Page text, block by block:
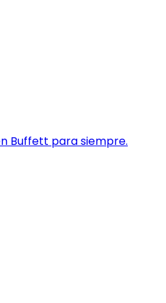
Buffett para siempre.